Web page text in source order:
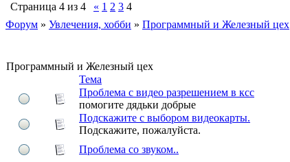
Страница 4 из 4 « 1 2 3 4
Форум » Увлечения, хобби » Программный и Железный цех
Программный и Железный цех
Тема
Проблема с видео разрешением в ксс
помогите дядьки добрые
Подскажите с выбором видеокарты.
Подскажите, пожалуйста.
Проблема со звуком..